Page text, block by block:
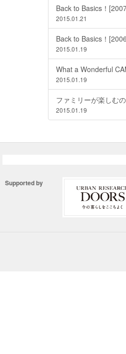
Back to Basics！
2015.01.21
Back to Basics！
2015.01.19
What a Wonderful
2015.01.19
ファミリーが楽しむ
2015.01.19
Supported by